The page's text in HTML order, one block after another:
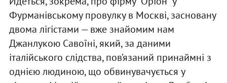
Фурманівському провулку в Москві, засновану
двома лігістами — вже знайомим нам
Джанлукою Савоїні, який, за даними
італійського слідства, пов’язаний принаймні з
однією людиною, що обвинувачується у